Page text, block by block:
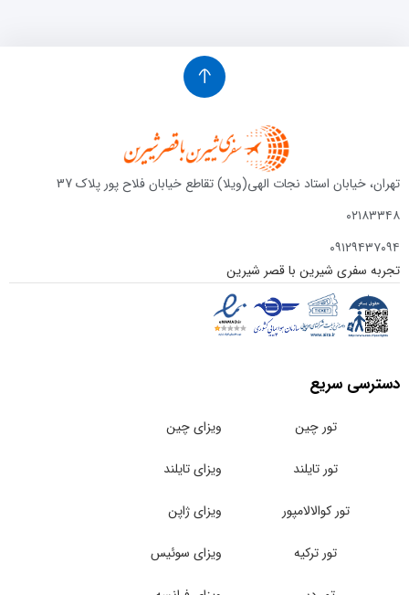
تهران، خیابان استاد نجات الهی(ویلا) تقاطع خیابان فلاح پور پلاک 37
۰۲۱۸۳۳۴۸
۰۹۱۲۹۴۳۷۰۹۴
تجربه سفری شیرین با قصر شیرین
دسترسی سریع
تور چین
تور تایلند
تور کوالالامپور
تور ترکیه
ویزای چین
ویزای تایلند
ویزای ژاپن
ویزای سوئیس